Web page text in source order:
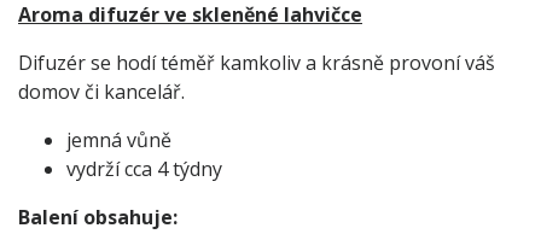
Aroma difuzér ve skleněné lahvičce
Difuzér se hodí téměř kamkoliv a krásně provoní váš
domov či kancelář.
jemná vůně
vydrží cca 4 týdny
Balení obsahuje: